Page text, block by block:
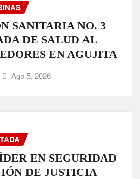
SANITARIA NO. 3
DE SALUD AL
EN AGUJITA
Ago 5, 2026
EN SEGURIDAD
DE JUSTICIA